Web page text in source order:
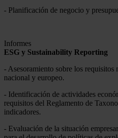
- Planificación de negocio y
Informes
ESG y Sustainability Reporting
- Asesoramiento sobre los
nacional y europeo.
- Identificación de actividades
requisitos del Reglamento de
indicadores.
- Evaluación de la situación